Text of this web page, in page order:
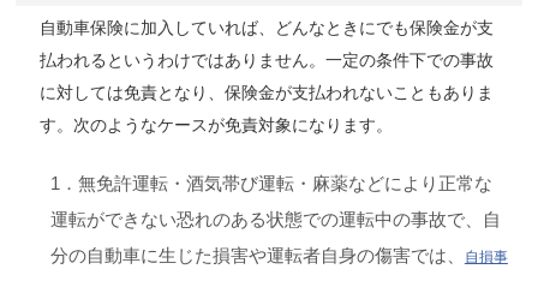
自動車保険に加入していれば、どんなときにでも保険金が支
払われるというわけではありません。一定の条件下での事故
に対しては免責となり、保険金が支払われないこともありま
す。次のようなケースが免責対象になります。
1．無免許運転・酒気帯び運転・麻薬などにより正常な
運転ができない恐れのある状態での運転中の事故で、自
分の自動車に生じた損害や運転者自身の傷害では、
自損事